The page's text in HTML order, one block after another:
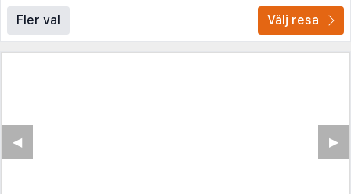
Fler val Välj resa
▶︎
◀︎